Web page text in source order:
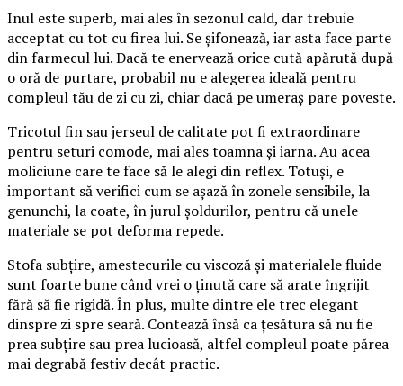
Inul este superb, mai ales în sezonul cald, dar trebuie
acceptat cu tot cu firea lui. Se șifonează, iar asta face parte
din farmecul lui. Dacă te enervează orice cută apărută după
o oră de purtare, probabil nu e alegerea ideală pentru
compleul tău de zi cu zi, chiar dacă pe umeraș pare poveste.
Tricotul fin sau jerseul de calitate pot fi extraordinare
pentru seturi comode, mai ales toamna și iarna. Au acea
moliciune care te face să le alegi din reflex. Totuși, e
important să verifici cum se așază în zonele sensibile, la
genunchi, la coate, în jurul șoldurilor, pentru că unele
materiale se pot deforma repede.
Stofa subțire, amestecurile cu viscoză și materialele fluide
sunt foarte bune când vrei o ținută care să arate îngrijit
fără să fie rigidă. În plus, multe dintre ele trec elegant
dinspre zi spre seară. Contează însă ca țesătura să nu fie
prea subțire sau prea lucioasă, altfel compleul poate părea
mai degrabă festiv decât practic.